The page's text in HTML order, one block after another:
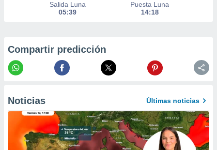
perfiles
utilizar
crear un
uso de
contenido
medir el
Salida Luna
05:39
Puesta Luna
14:18
Compartir predicción
Noticias Últimas noticias